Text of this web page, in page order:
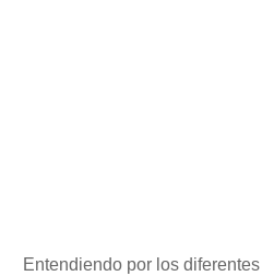
Entendiendo por los